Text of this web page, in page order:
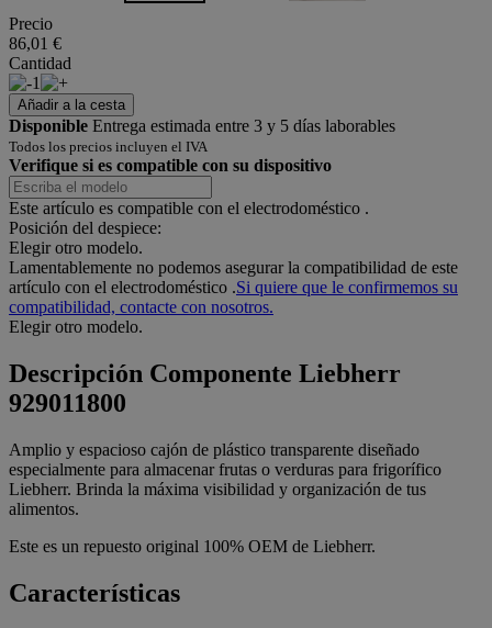
Precio
86,01 €
Cantidad
1
Añadir a la cesta
Disponible Entrega estimada entre 3 y 5 días laborables
Todos los precios incluyen el IVA
Verifique si es compatible con su dispositivo
Este artículo es compatible con el electrodoméstico .
Posición del despiece:
Elegir otro modelo.
Lamentablemente no podemos asegurar la compatibilidad de este
artículo con el electrodoméstico .Si quiere que le confirmemos su
compatibilidad, contacte con nosotros.
Elegir otro modelo.
Descripción Componente Liebherr
929011800
Amplio y espacioso cajón de plástico transparente diseñado
especialmente para almacenar frutas o verduras para frigorífico
Liebherr. Brinda la máxima visibilidad y organización de tus
alimentos.
Este es un repuesto original 100% OEM de Liebherr.
Características